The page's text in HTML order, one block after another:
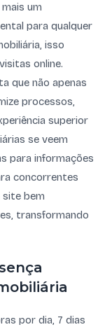
um
para qualquer
isso
online.
que não apenas
processos,
superior
se veem
para informações
concorrentes
site bem
transformando
por dia, 7 dias